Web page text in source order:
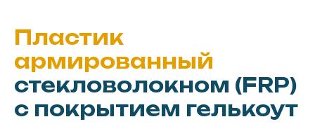
Пластик
армированный
стекловолокном (FRP)
с покрытием гелькоут